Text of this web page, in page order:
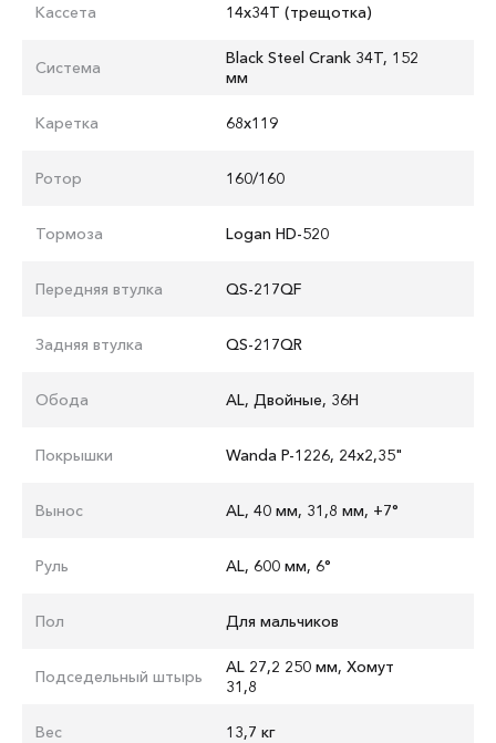
Кассета 14х34T (трещотка)
Система
Black Steel Crank 34T, 152
мм
Каретка 68х119
Ротор 160/160
Тормоза Logan HD-520
Передняя втулка QS-217QF
Задняя втулка QS-217QR
Обода AL, Двойные, 36H
Покрышки Wanda P-1226, 24x2,35"
Вынос AL, 40 мм, 31,8 мм, +7°
Руль AL, 600 мм, 6°
Пол Для мальчиков
Подседельный штырь
AL 27,2 250 мм, Хомут
31,8
Вес 13,7 кг